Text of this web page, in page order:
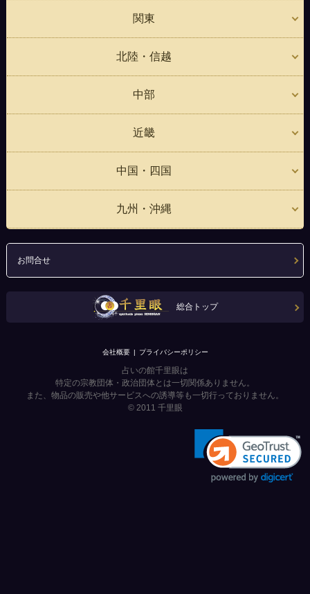
関東
北陸・信越
中部
近畿
中国・四国
九州・沖縄
お問合せ
総合トップ
会社概要 プライバシーポリシー
占いの館千里眼は
特定の宗教団体・政治団体とは一切関係ありません。
また、物品の販売や他サービスへの誘導等も一切行っておりません。
© 2011 千里眼